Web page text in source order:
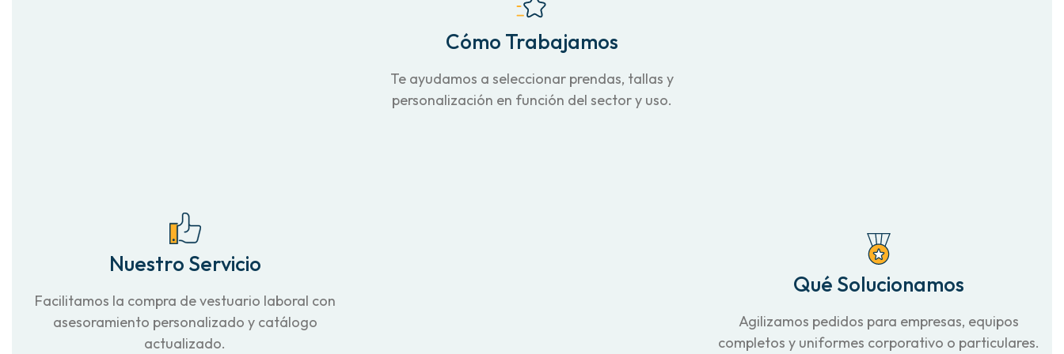
Cómo Trabajamos
Te ayudamos a seleccionar prendas, tallas y
personalización en función del sector y uso.
Nuestro Servicio
Facilitamos la compra de vestuario laboral con
asesoramiento personalizado y catálogo
actualizado.
Qué Solucionamos
Agilizamos pedidos para empresas, equipos
completos y uniformes corporativo o particulares.